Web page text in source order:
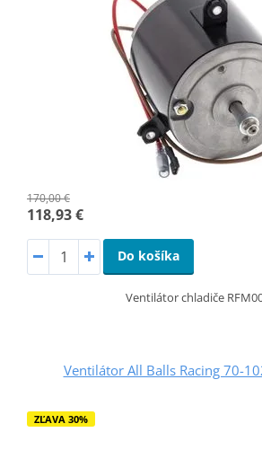
170,00 €
118,93 €
Do košíka
Ventilátor chladiče
Ventilátor All Balls Racing 70-
ZĽAVA 30%